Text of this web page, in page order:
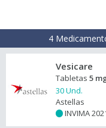
4
Vesicare
Tabletas 5
30 Und.
Astellas
INVIMA